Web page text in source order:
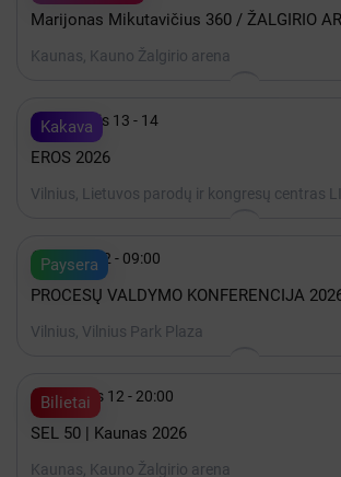
Marijonas Mikutavičius 360 / ŽALGIRIO
Kaunas, Kauno Žalgirio arena
Kakava
 Lapkritis 13 - 14
EROS 2026
Vilnius, Lietuvos parodų ir kongresų centras
Paysera
 Spalis 22 - 09:00
PROCESŲ VALDYMO KONFERENCIJA
Vilnius, Vilnius Park Plaza
Bilietai
 Gruodis 12 - 20:00
SEL 50 | Kaunas 2026
Kaunas, Kauno Žalgirio arena